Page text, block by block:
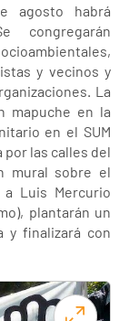
agosto habrá
congregarán
y vecinos y
La
mapuche en la
en el SUM
por las calles del
mural sobre el
Luis Mercurio
plantarán un
y finalizará con